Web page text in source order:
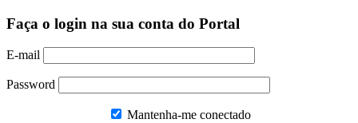
Faça o login na sua conta do Portal
E-mail
Password
Mantenha-me conectado